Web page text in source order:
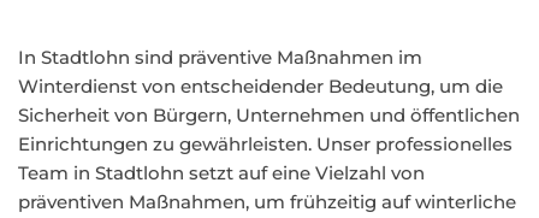
In Stadtlohn sind präventive Maßnahmen im
Winterdienst von entscheidender Bedeutung, um die
Sicherheit von Bürgern, Unternehmen und öffentlichen
Einrichtungen zu gewährleisten. Unser professionelles
Team in Stadtlohn setzt auf eine Vielzahl von
präventiven Maßnahmen, um frühzeitig auf winterliche